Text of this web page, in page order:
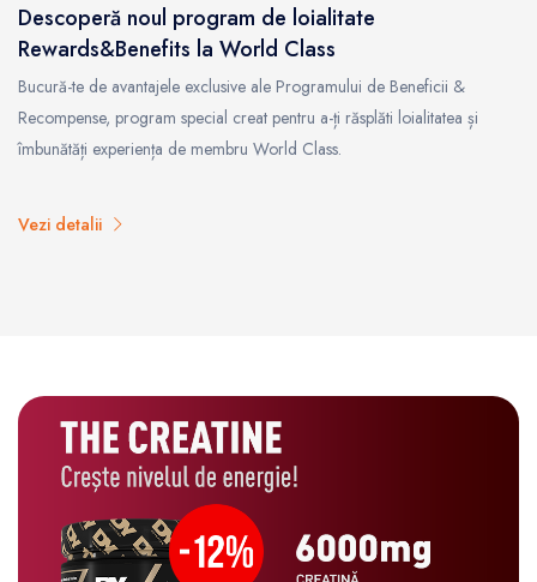
Descoperă noul program de loialitate
Rewards&Benefits la World Class
Bucură-te de avantajele exclusive ale Programului de Beneficii &
Recompense, program special creat pentru a-ți răsplăti loialitatea și
îmbunătăți experiența de membru World Class.
Vezi detalii